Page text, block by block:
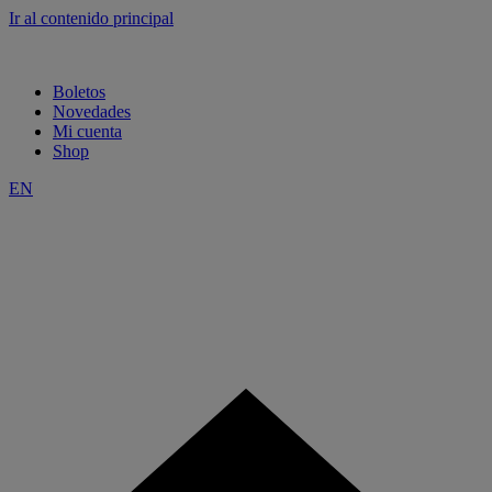
Ir al contenido principal
Boletos
Novedades
Mi cuenta
Shop
EN